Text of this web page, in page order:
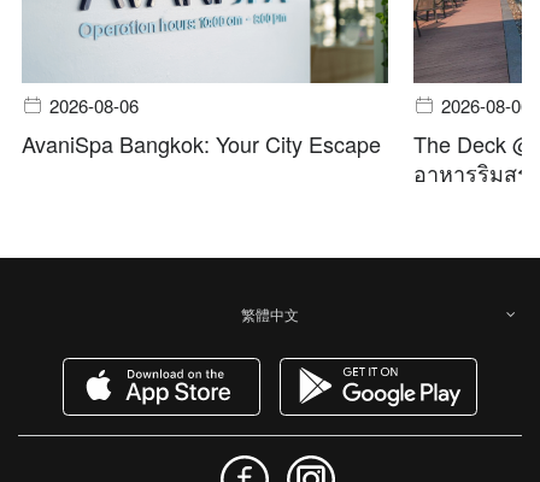
2026-08-06
AvaniSpa Bangkok: Your City Escape
2026-08-06
The Deck
อาหารริมสร
繁體中文